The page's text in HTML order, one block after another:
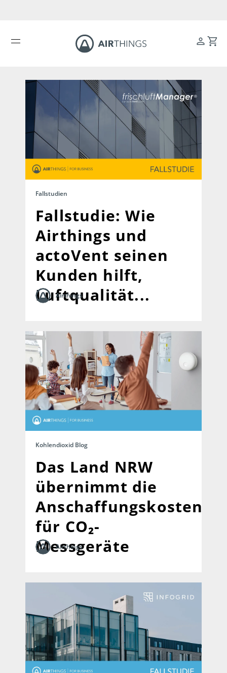
Fallstudien
Fallstudie: Wie
Airthings und
actoVent seinen
Kunden hilft,
Luftqualität...
Airthings
Kohlendioxid Blog
Das Land NRW
übernimmt die
Anschaffungskosten
für CO₂-
Messgeräte
Airthings